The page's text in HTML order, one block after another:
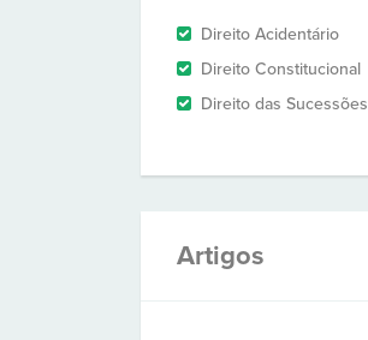
Direito Acidentário
Direito Constitucional
Direito das Sucessões
Artigos